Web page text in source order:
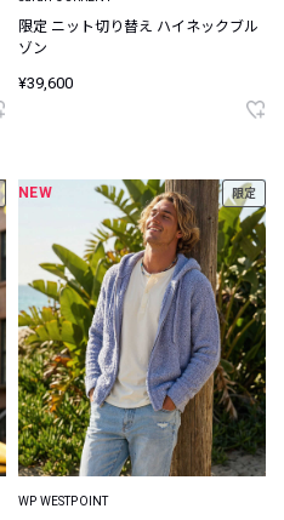
限定 ニット切り替え ハイネックブル
ゾン
¥39,600
NEW 限定
WP WESTPOINT